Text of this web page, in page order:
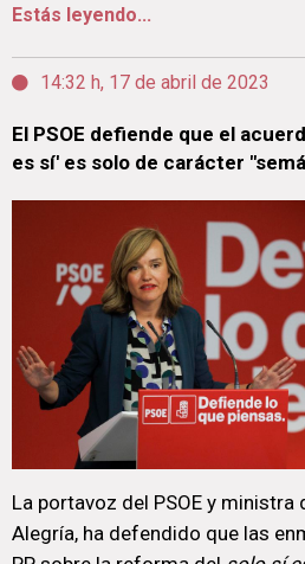
Estás leyendo...
14:32 h, 17 de abril de 2023
El PSOE defiende que el
es sí' es solo de carácter
La portavoz del PSOE y ministra
Alegría, ha defendido que las